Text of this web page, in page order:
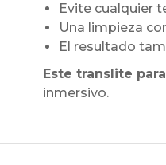
Evite cualquier
Una limpieza
El resultado
Este translite
inmersivo.